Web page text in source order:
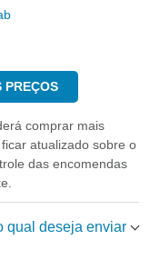
PREÇOS
comprar mais
atualizado sobre o
das encomendas
qual deseja enviar